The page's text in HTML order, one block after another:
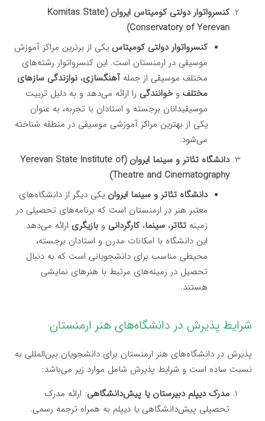
کنسرواتوار دولتی کومیتاس ایروان (Komitas State
Conservatory of Yerevan)
کنسرواتوار دولتی کومیتاس یکی از برترین مراکز آموزش
موسیقی در ارمنستان است. این کنسرواتوار رشته‌های
مختلف موسیقی از جملهآهنگسازی،نوازندگی سازهای
مختلف وخوانندگی را ارائه می‌دهد و به دلیل تربیت
موسیقیدانان برجسته و استادان با تجربه، به عنوان
یکی از بهترین مراکز آموزشی موسیقی در منطقه شناخته
می‌شود.
دانشگاه تئاتر و سینما ایروان (Yerevan State Institute of
Theatre and Cinematography)
دانشگاه تئاتر و سینما ایروان یکی دیگر از دانشگاه‌های
معتبر هنر در ارمنستان است که برنامه‌های تحصیلی در
زمینهتئاتر،سینما،کارگردانی وبازیگری ارائه می‌دهد.
این دانشگاه با امکانات مدرن و استادان برجسته،
محیطی مناسب برای دانشجویانی است که به دنبال
تحصیل در زمینه‌های مرتبط با هنرهای نمایشی
هستند.
شرایط پذیرش در دانشگاه‌های هنر ارمنستان
پذیرش در دانشگاه‌های هنر ارمنستان برای دانشجویان بین‌المللی به
نسبت ساده است و شرایط پذیرش شامل موارد زیر می‌باشد:
مدرک دیپلم دبیرستان یا پیش‌دانشگاهی: ارائه مدرک
تحصیلی پیش‌دانشگاهی یا دیپلم به همراه ترجمه رسمی.